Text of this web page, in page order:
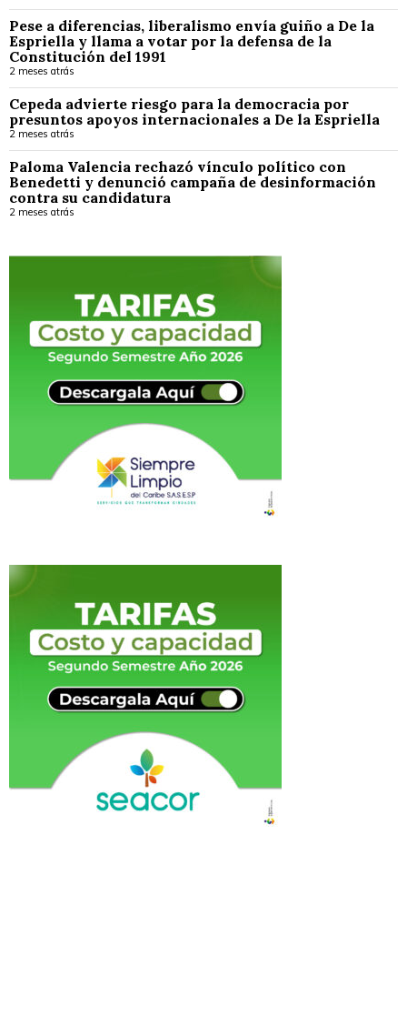
Pese a diferencias, liberalismo envía guiño a De la
Espriella y llama a votar por la defensa de la
Constitución del 1991
2 meses atrás
Cepeda advierte riesgo para la democracia por
presuntos apoyos internacionales a De la Espriella
2 meses atrás
Paloma Valencia rechazó vínculo político con
Benedetti y denunció campaña de desinformación
contra su candidatura
2 meses atrás